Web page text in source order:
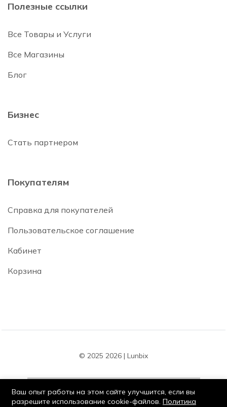
Полезные ссылки
Все Товары и Услуги
Все Магазины
Блог
Бизнес
Стать партнером
Покупателям
Справка для покупателей
Пользовательское соглашение
Кабинет
Корзина
© 2025 2026 | Lunbix
Ваш опыт работы на этом сайте улучшится, если вы
разрешите использование cookie-файлов. Политика